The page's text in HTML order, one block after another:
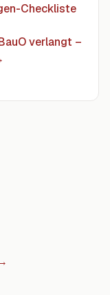
Checkliste
verlangt –